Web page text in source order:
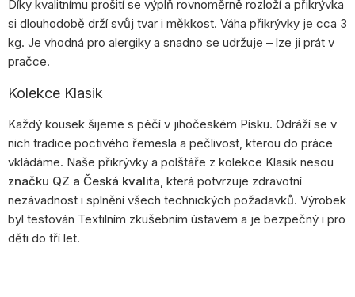
Díky kvalitnímu prošití se výplň rovnoměrně rozloží a přikrývka
si dlouhodobě drží svůj tvar i měkkost. Váha přikrývky je cca 3
kg. Je vhodná pro alergiky a snadno se udržuje – lze ji prát v
pračce.
Kolekce Klasik
Každý kousek šijeme s péčí v jihočeském Písku. Odráží se v
nich tradice poctivého řemesla a pečlivost, kterou do práce
vkládáme. Naše přikrývky a polštáře z kolekce Klasik nesou
značku QZ a Česká kvalita, která potvrzuje zdravotní
nezávadnost i splnění všech technických požadavků. Výrobek
byl testován Textilním zkušebním ústavem a je bezpečný i pro
děti do tří let.